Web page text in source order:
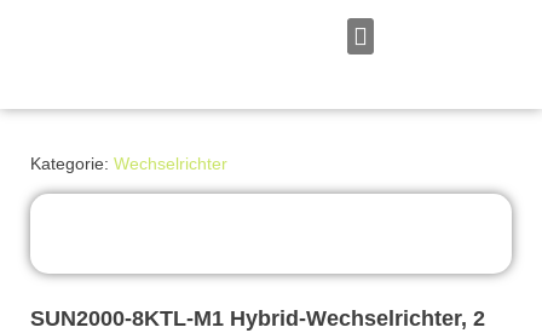
Kategorie: Wechselrichter
SUN2000-8KTL-M1 Hybrid-Wechselrichter, 2